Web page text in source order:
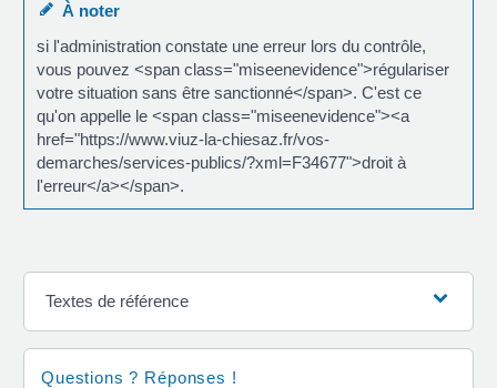
À noter
si l'administration constate une erreur lors du contrôle,
vous pouvez <span class="miseenevidence">régulariser
votre situation sans être sanctionné</span>. C'est ce
qu'on appelle le <span class="miseenevidence"><a
href="https://www.viuz-la-chiesaz.fr/vos-
demarches/services-publics/?xml=F34677">droit à
l'erreur</a></span>.
Textes de référence
Questions ? Réponses !